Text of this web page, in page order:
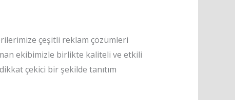
çeşitli reklam çözümleri
ekibimizle birlikte kaliteli ve etkili
çekici bir şekilde tanıtım